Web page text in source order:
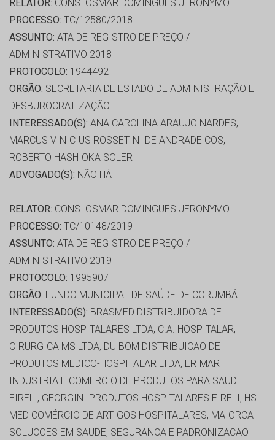
RELATOR: CONS. OSMAR DOMINGUES JERONYMO
PROCESSO: TC/12580/2018
ASSUNTO: ATA DE REGISTRO DE PREÇO /
ADMINISTRATIVO 2018
PROTOCOLO: 1944492
ORGÃO: SECRETARIA DE ESTADO DE ADMINISTRAÇÃO E
DESBUROCRATIZAÇÃO
INTERESSADO(S): ANA CAROLINA ARAUJO NARDES,
MARCUS VINICIUS ROSSETINI DE ANDRADE COS,
ROBERTO HASHIOKA SOLER
ADVOGADO(S): NÃO HÁ
RELATOR: CONS. OSMAR DOMINGUES JERONYMO
PROCESSO: TC/10148/2019
ASSUNTO: ATA DE REGISTRO DE PREÇO /
ADMINISTRATIVO 2019
PROTOCOLO: 1995907
ORGÃO: FUNDO MUNICIPAL DE SAÚDE DE CORUMBÁ
INTERESSADO(S): BRASMED DISTRIBUIDORA DE
PRODUTOS HOSPITALARES LTDA, C.A. HOSPITALAR,
CIRURGICA MS LTDA, DU BOM DISTRIBUICAO DE
PRODUTOS MEDICO-HOSPITALAR LTDA, ERIMAR
INDUSTRIA E COMERCIO DE PRODUTOS PARA SAUDE
EIRELI, GEORGINI PRODUTOS HOSPITALARES EIRELI, HS
MED COMÉRCIO DE ARTIGOS HOSPITALARES, MAIORCA
SOLUCOES EM SAUDE, SEGURANCA E PADRONIZACAO